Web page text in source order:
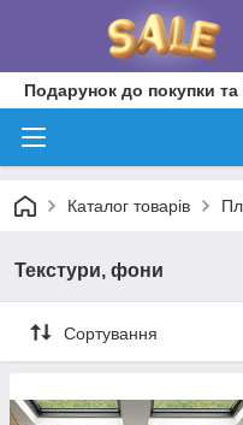
Подарунок до покупки
Каталог товарів
Текстури, фони
Сортування